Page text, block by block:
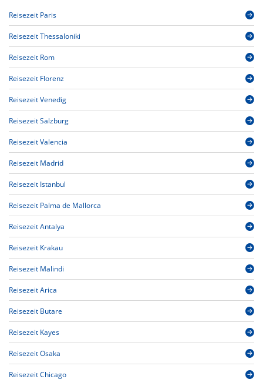
Reisezeit Paris
Reisezeit Thessaloniki
Reisezeit Rom
Reisezeit Florenz
Reisezeit Venedig
Reisezeit Salzburg
Reisezeit Valencia
Reisezeit Madrid
Reisezeit Istanbul
Reisezeit Palma de Mallorca
Reisezeit Antalya
Reisezeit Krakau
Reisezeit Malindi
Reisezeit Arica
Reisezeit Butare
Reisezeit Kayes
Reisezeit Osaka
Reisezeit Chicago